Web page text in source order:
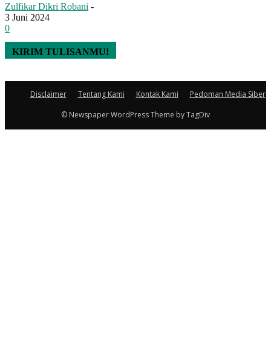
Zulfikar Dikri Robani -
3 Juni 2024
0
KIRIM TULISANMU!
Disclaimer Tentang Kami Kontak Kami
Pedoman Media Siber
© Newspaper WordPress Theme by TagDiv